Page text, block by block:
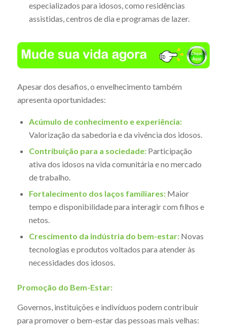
especializados para idosos, como residências
assistidas, centros de dia e programas de lazer.
Apesar dos desafios, o envelhecimento também
apresenta oportunidades:
Acúmulo de conhecimento e experiência:
Valorização da sabedoria e da vivência dos idosos.
Contribuição para a sociedade:Participação
ativa dos idosos na vida comunitária e no mercado
de trabalho.
Fortalecimento dos laços familiares:Maior
tempo e disponibilidade para interagir com filhos e
netos.
Crescimento da indústria do bem-estar:Novas
tecnologias e produtos voltados para atender às
necessidades dos idosos.
Promoção do Bem-Estar:
Governos, instituições e indivíduos podem contribuir
para promover o bem-estar das pessoas mais velhas: